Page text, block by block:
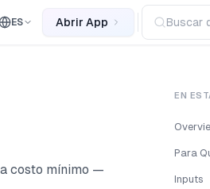
ES Abrir App Buscar
costo mínimo —
EN
Para
Inputs